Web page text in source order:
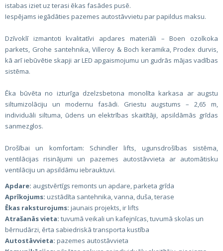
istabas iziet uz terasi ēkas fasādes pusē.
Iespējams iegādāties pazemes autostāvvietu par papildus maksu.
Dzīvoklī izmantoti kvalitatīvi apdares materiāli – Boen ozolkoka
parkets, Grohe santehnika, Villeroy & Boch keramika, Prodex durvis,
kā arī iebūvētie skapji ar LED apgaismojumu un gudrās mājas vadības
sistēma.
Ēka būvēta no izturīga dzelzsbetona monolīta karkasa ar augstu
siltumizolāciju un modernu fasādi. Griestu augstums – 2,65 m,
individuāli siltuma, ūdens un elektrības skaitītāji, apsildāmās grīdas
sanmezglos.
Drošībai un komfortam: Schindler lifts, ugunsdrošības sistēma,
ventilācijas risinājumi un pazemes autostāvvieta ar automātisku
ventilāciju un apsildāmu iebrauktuvi.
Apdare: augstvērtīgs remonts un apdare, parketa grīda
Aprīkojums: uzstādīta santehnika, vanna, duša, terase
Ēkas raksturojums: jaunais projekts, ir lifts
Atrašanās vieta: tuvumā veikali un kafejnīcas, tuvumā skolas un
bērnudārzi, ērta sabiedriskā transporta kustība
Autostāvvieta: pazemes autostāvvieta